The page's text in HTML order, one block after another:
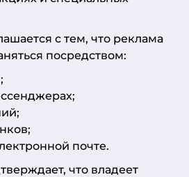
с тем, что реклама
посредством:
почте.
что владеет